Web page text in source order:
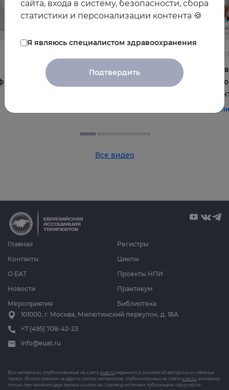
Постменопауза на приёме: алгоритмы для
терапевта
и
и
Все видео
Главная
О ЕАТ
Новости
Мероприятия
Циклы
Проекты НПИ
Практикум
Библиотека
Регистры
Контакты
101000, г. Москва, Милютинский переулок, д. 18А
+7 (495) 708-42-23
info@euat.ru
Все материалы, опубликованные на сайте euat.ru охраняются законом об авторских и смежных
правах. Использование на других сайтах материалов, опубликованных на сайте euat.ru, возможно
только при наличии двух прямых ссылок на страницу-источник публикации: сразу после
сайта, входа в систему, безопасности, сбора
статистики и персонализации контента 🍪
Я являюсь специалистом здравоохранения
Подтвердить